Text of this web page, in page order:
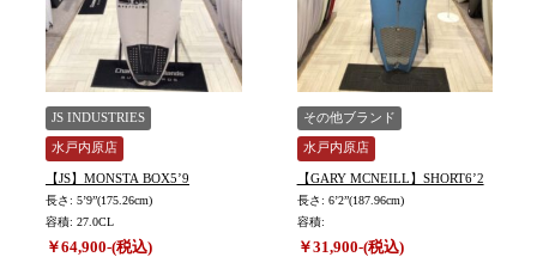
JS INDUSTRIES
水戸内原店
【JS】MONSTA BOX5’9
長さ: 5’9”(175.26cm)
容積: 27.0CL
￥64,900-(税込)
その他ブランド
水戸内原店
【GARY MCNEILL】SHORT6’2
長さ: 6’2”(187.96cm)
容積:
￥31,900-(税込)